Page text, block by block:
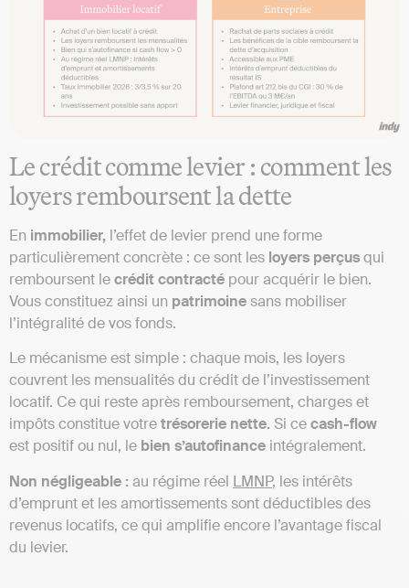
Le crédit comme levier : comment les
loyers remboursent la dette
En immobilier, l’effet de levier prend une forme
particulièrement concrète : ce sont les loyers perçusqui
remboursent lecrédit contracté pour acquérir le bien.
Vous constituez ainsi un patrimoinesans mobiliser
l’intégralité de vos fonds.
Le mécanisme est simple : chaque mois, les loyers
couvrent les mensualités du crédit de l’investissement
locatif. Ce qui reste après remboursement, charges et
impôts constitue votretrésorerie nette. Si cecash-flow
est positif ou nul, le bien s’autofinance intégralement.
Non négligeable : au régime réel LMNP, les intérêts
d’emprunt et les amortissements sont déductibles des
revenus locatifs, ce qui amplifie encore l’avantage fiscal
du levier.